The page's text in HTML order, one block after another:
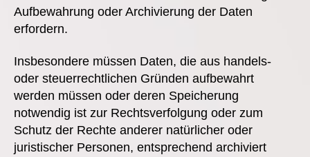
Aufbewahrung oder Archivierung der Daten
erfordern.
Insbesondere müssen Daten, die aus handels-
oder steuerrechtlichen Gründen aufbewahrt
werden müssen oder deren Speicherung
notwendig ist zur Rechtsverfolgung oder zum
Schutz der Rechte anderer natürlicher oder
juristischer Personen, entsprechend archiviert